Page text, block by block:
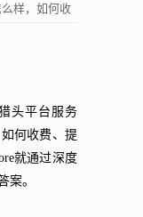
样，如何收
头平台服务
何收费、提
就通过深度
案。